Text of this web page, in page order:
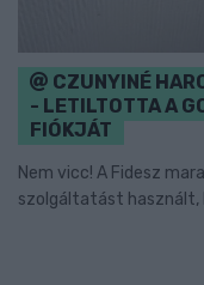
CZUNYINÉ
- LETILTOTTA A
FIÓKJÁT
Nem vicc! A Fidesz
szolgáltatást használt,